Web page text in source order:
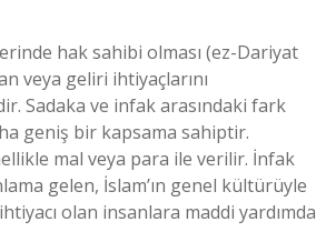
hak sahibi olması (ez-Dariyat
veya geliri ihtiyaçlarını
Sadaka ve infak arasındaki fark
geniş bir kapsama sahiptir.
mal veya para ile verilir. İnfak
gelen, İslam’ın genel kültürüyle
olan insanlara maddi yardımda